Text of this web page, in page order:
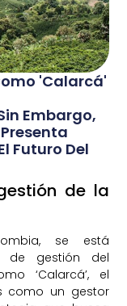
'Calarcá'
Embargo,
Futuro Del
de la
se está
de gestión del
‘Calarcá’, el
como un gestor